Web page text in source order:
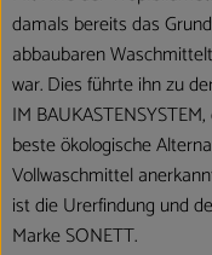
damals bereits das
abbaubaren
war. Dies führte ihn zu
IM
beste ökologische
Vollwaschmittel
ist die Urerfindung und
Marke SONETT.